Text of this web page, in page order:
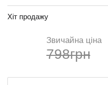
Хіт продажу
Звичайна ціна
798грн